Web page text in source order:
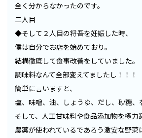
全く分からなかったのです。
二人目
◆そして２人目の将吾を妊娠した時、
僕は自分でお店を始めており。
結構徹底して食事改善をしていました。
調味料なんて全部変えてましたし！！！
簡単に言いますと、
塩、味噌、油、しょうゆ、だし、砂糖、
そして、人工甘味料や食品添加物を極力
農薬が使われているであろう激安な野菜